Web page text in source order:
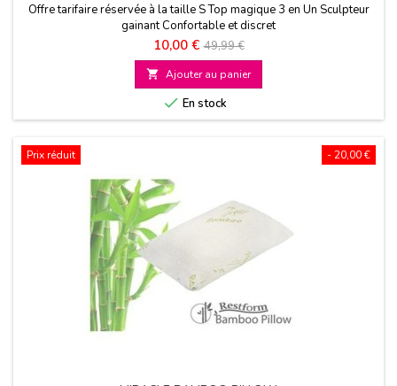
Offre tarifaire réservée à la taille S Top magique 3 en Un Sculpteur
gainant Confortable et discret
Prix
10,00 € Prix
de
base
49,99 €
 Ajouter au panier
 En stock
- 20,00 €
Prix réduit